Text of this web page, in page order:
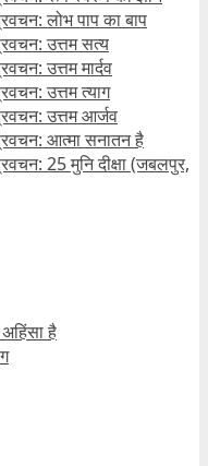
लोभ पाप का बाप
उत्तम सत्य
उत्तम मार्दव
उत्तम त्याग
उत्तम आर्जव
आत्मा सनातन है
25 मुनि दीक्षा (जबलपुर,
है